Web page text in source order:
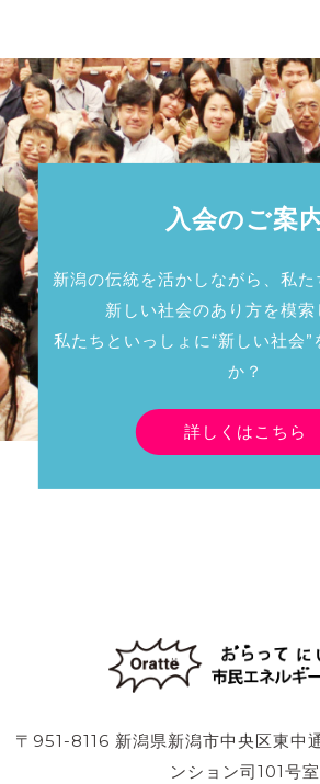
入会のご案
新潟の伝統を活かしながら、私た
新しい社会のあり方を模索
私たちといっしょに“新しい社会”
か？
詳しくはこちら
〒951-8116 新潟県新潟市中央区東中
ンション司101号室